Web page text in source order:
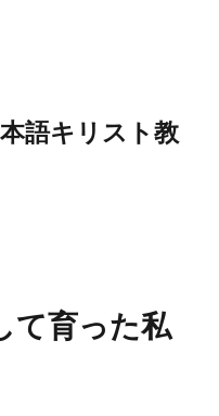
語キリスト教
て育った私